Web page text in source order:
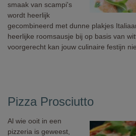
smaak van scampi's
wordt heerlijk
gecombineerd met dunne plakjes
heerlijke roomsausje bij op basis van
voorgerecht kan jouw culinaire festijn
Pizza Prosciutto
Al wie ooit in een
pizzeria is geweest,